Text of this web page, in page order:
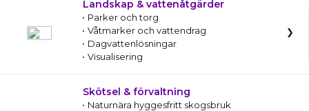
Landskap & vattenåtgärder
Parker och torg
Våtmarker och vattendrag
Dagvattenlösningar
Visualisering
Skötsel & förvaltning
Naturnära hyggesfritt skogsbruk